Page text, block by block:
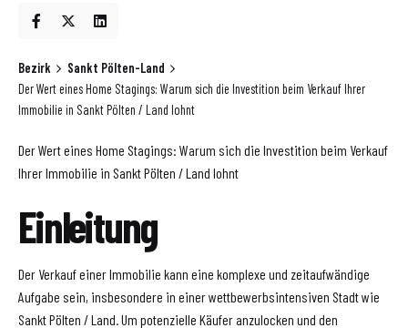
Bezirk
Sankt Pölten-Land
Der Wert eines Home Stagings: Warum sich die Investition beim Verkauf Ihrer
Immobilie in Sankt Pölten / Land lohnt
Der Wert eines Home Stagings: Warum sich die Investition beim Verkauf
Ihrer Immobilie in Sankt Pölten / Land lohnt
Einleitung
Der Verkauf einer Immobilie kann eine komplexe und zeitaufwändige
Aufgabe sein, insbesondere in einer wettbewerbsintensiven Stadt wie
Sankt Pölten / Land. Um potenzielle Käufer anzulocken und den